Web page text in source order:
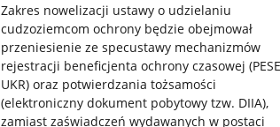
Zakres nowelizacji ustawy o udzielaniu
cudzoziemcom ochrony będzie obejmował
przeniesienie ze specustawy mechanizmów
rejestracji beneficjenta ochrony czasowej
UKR) oraz potwierdzania tożsamości
(elektroniczny dokument pobytowy tzw. DIIA),
zamiast zaświadczeń wydawanych w postaci